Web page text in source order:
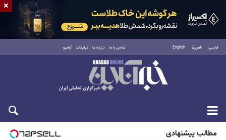
فارسی العربية English تماس با ما درباره ما تبلیغات آرشیو
جمعه ۱۶ مرداد ۱۴۰۵
مطالب پیشنهادی
×